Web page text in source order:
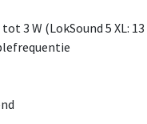
3 W (LokSound 5 XL: 13